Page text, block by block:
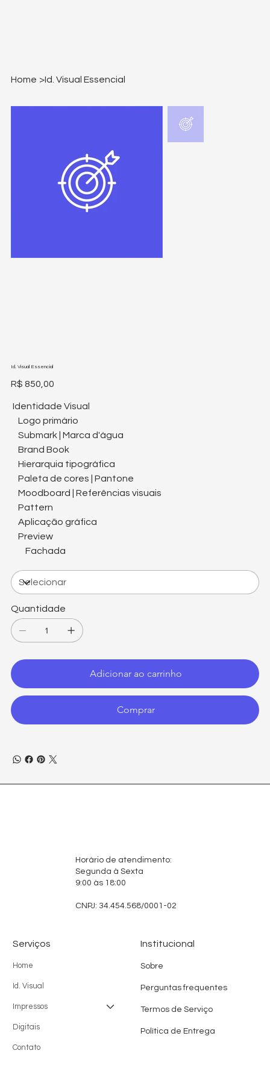
Home >Id. Visual Essencial
Id. Visual Essencial
Preço
R$ 850,00
Identidade Visual
Logo primário
Submark | Marca d'água
Brand Book
Hierarquia tipográfica
Paleta de cores | Pantone
Moodboard | Referências visuais
Pattern
Aplicação gráfica
Preview
Fachada
Quantidade
Adicionar ao carrinho
Comprar
Horário de atendimento:
Segunda à Sexta
9:00 às 18:00
CNPJ: 34.454.568/0001-02
Serviços
Home
Id. Visual
Impressos
Digitais
Contato
Institucional
Sobre
Perguntas frequentes
Termos de Serviço
Política de Entrega